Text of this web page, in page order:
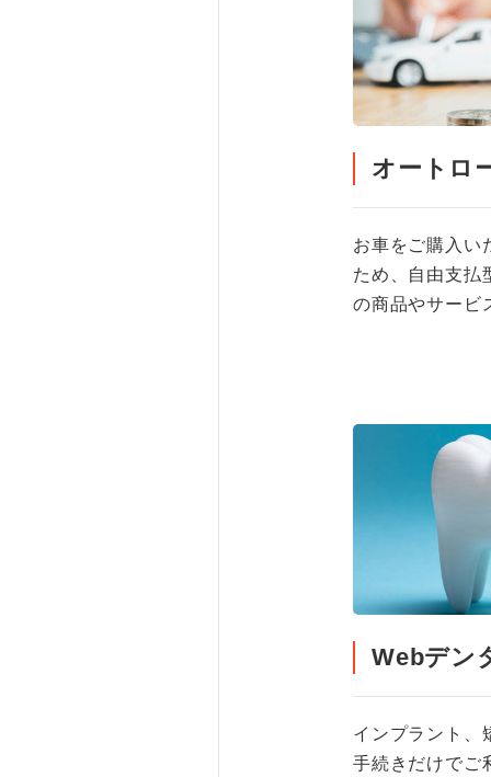
オートロ
お車をご購入い
ため、自由支払
の商品やサービ
Webデン
インプラント、
手続きだけでご